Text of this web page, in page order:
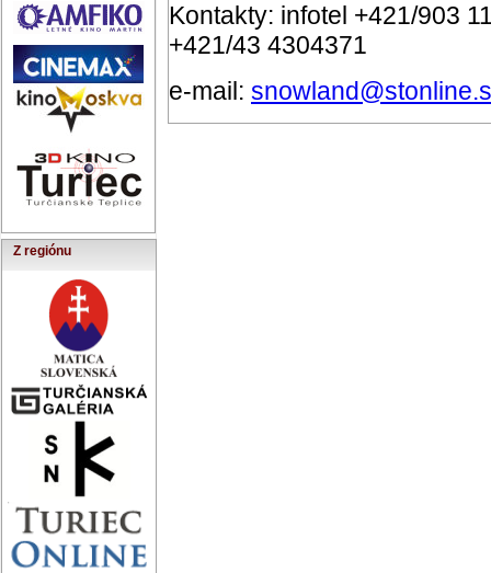
Z regiónu
Kontakty: infotel +421/903
+421/43 4304371
e-mail: